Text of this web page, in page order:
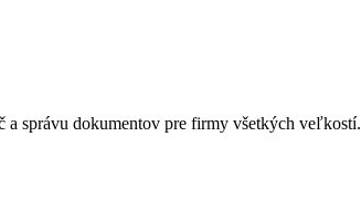
a správu dokumentov pre firmy všetkých veľkostí.